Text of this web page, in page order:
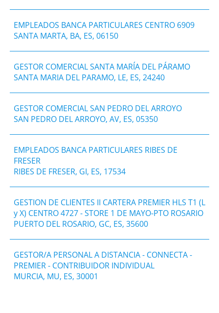
EMPLEADOS BANCA PARTICULARES CENTRO 6909
SANTA MARTA, BA, ES, 06150
GESTOR COMERCIAL SANTA MARÍA DEL PÁRAMO
SANTA MARIA DEL PARAMO, LE, ES, 24240
GESTOR COMERCIAL SAN PEDRO DEL ARROYO
SAN PEDRO DEL ARROYO, AV, ES, 05350
EMPLEADOS BANCA PARTICULARES RIBES DE
FRESER
RIBES DE FRESER, GI, ES, 17534
GESTION DE CLIENTES II CARTERA PREMIER HLS T1 (L
y X) CENTRO 4727 - STORE 1 DE MAYO-PTO ROSARIO
PUERTO DEL ROSARIO, GC, ES, 35600
GESTOR/A PERSONAL A DISTANCIA - CONNECTA -
PREMIER - CONTRIBUIDOR INDIVIDUAL
MURCIA, MU, ES, 30001